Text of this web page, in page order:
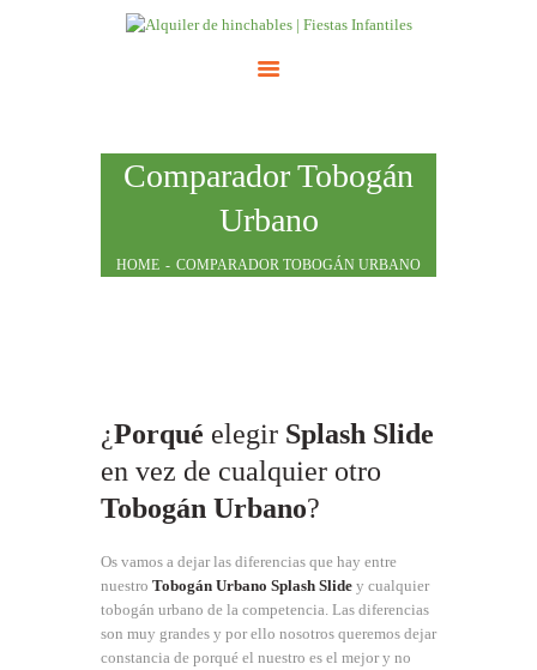
Comparador Tobogán
Urbano
HOME COMPARADOR TOBOGÁN URBANO
INICIO
ATRACCIONES
NOSOTROS
¿Porqué elegir Splash Slide
en vez de cualquier otro
Tobogán Urbano?
Os vamos a dejar las diferencias que hay entre
nuestro Tobogán Urbano Splash Slide y cualquier
tobogán urbano de la competencia. Las diferencias
son muy grandes y por ello nosotros queremos dejar
constancia de porqué el nuestro es el mejor y no